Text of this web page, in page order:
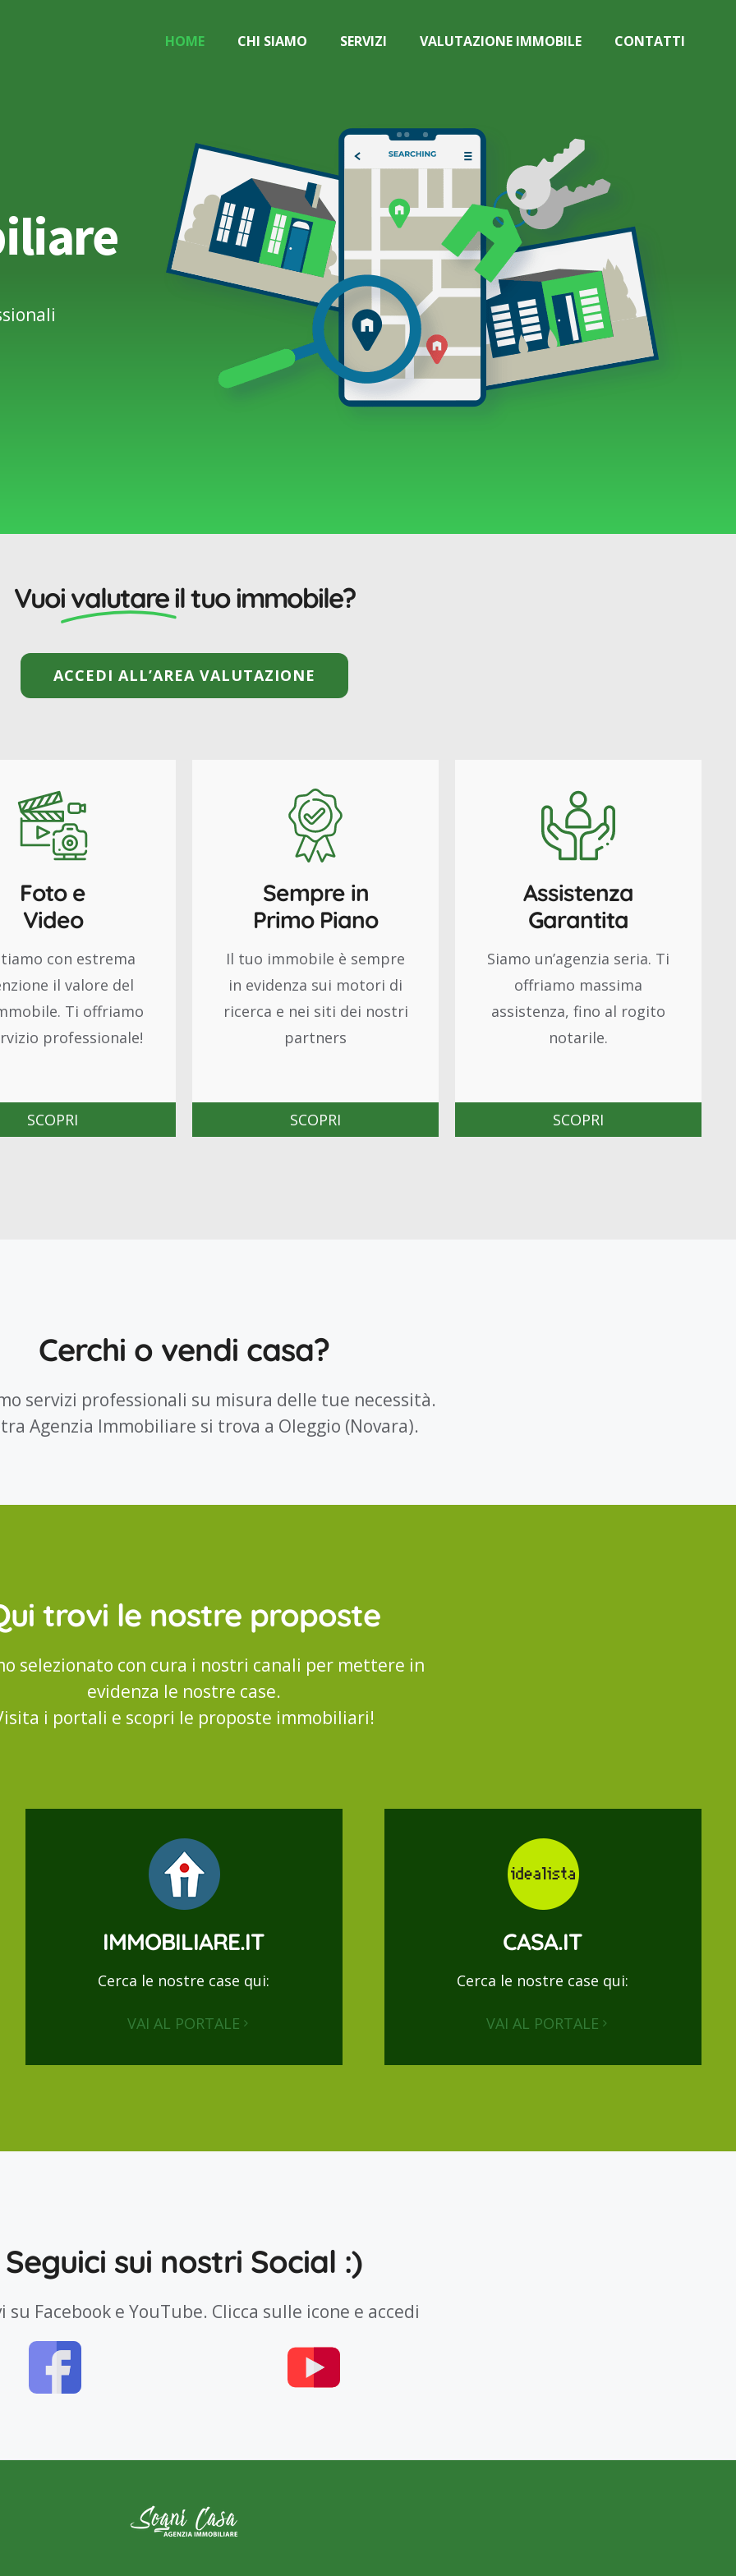
HOME CHI SIAMO SERVIZI VALUTAZIONE IMMOBILE CONTATTI
Vuoi valutare il tuo immobile?
ACCEDI ALL’AREA VALUTAZIONE
Foto e
Video
con estrema
il valore del
Ti offriamo
professionale!
SCOPRI
Sempre in
Primo Piano
Il tuo immobile è sempre
in evidenza sui motori di
ricerca e nei siti dei nostri
partners
SCOPRI
Assistenza
Garantita
Siamo un’agenzia seria. Ti
offriamo massima
assistenza, fino al rogito
notarile.
SCOPRI
Cerchi o vendi casa?
servizi professionali su misura delle tue necessità.
Agenzia Immobiliare si trova a Oleggio (Novara).
trovi le nostre proposte
selezionato con cura i nostri canali per mettere in
evidenza le nostre case.
i portali e scopri le proposte immobiliari!
IMMOBILIARE.IT
Cerca le nostre case qui:
VAI AL PORTALE
CASA.IT
Cerca le nostre case qui:
VAI AL PORTALE
Seguici sui nostri Social :)
su Facebook e YouTube. Clicca sulle icone e accedi